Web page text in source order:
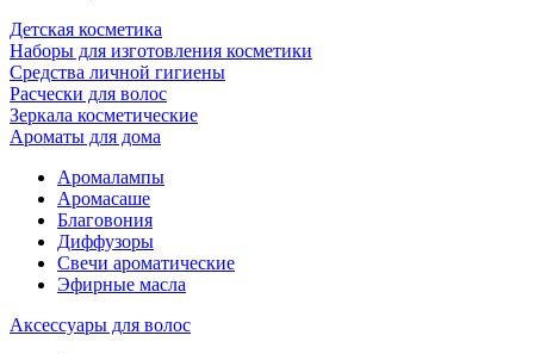
Детская косметика
Наборы для изготовления косметики
Средства личной гигиены
Расчески для волос
Зеркала косметические
Ароматы для дома
Аромалампы
Аромасаше
Благовония
Диффузоры
Свечи ароматические
Эфирные масла
Аксессуары для волос